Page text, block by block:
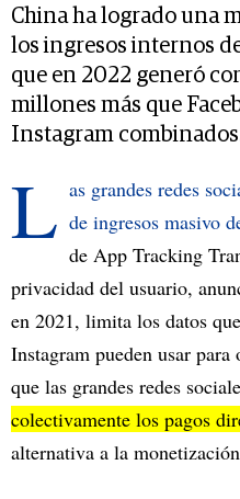
China ha logrado una
los ingresos internos
que en 2022 generó
millones más que
Instagram
L as grandes redes
de ingresos masivo
de App Tracking
privacidad del usuario,
en 2021, limita los datos
Instagram pueden usar
que las grandes redes
colectivamente los pagos
alternativa a la